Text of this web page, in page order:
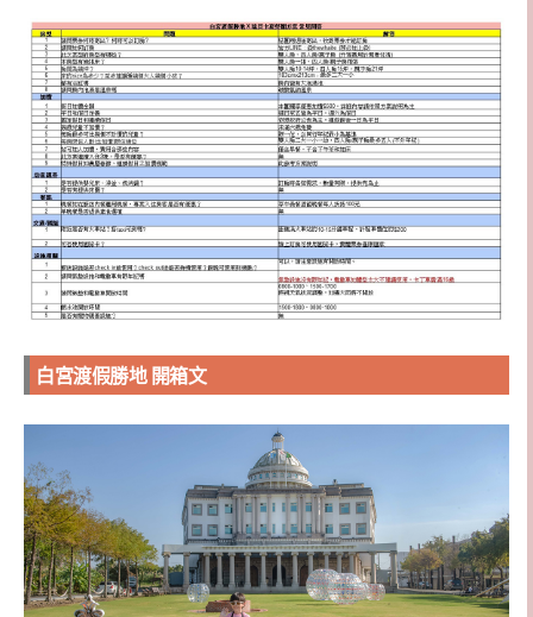
白宮渡假勝地 開箱文